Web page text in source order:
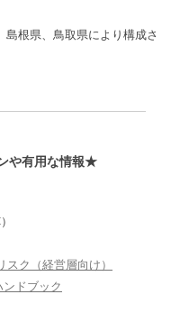
根県、鳥取県により構成さ
や有用な情報★
ク（経営層向け）
ドブック